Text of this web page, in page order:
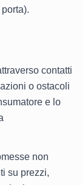
contatti
o ostacoli
e lo
non
su prezzi,